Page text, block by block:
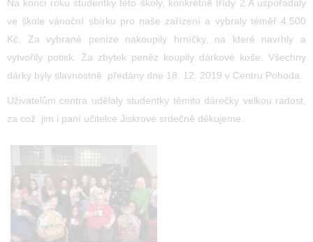
Na konci roku studentky této školy, konkrétně třídy 2.A uspořádaly
ve škole vánoční sbírku pro naše zařízení a vybraly téměř 4.500
Kč. Za vybrané peníze nakoupily hrníčky, na které navrhly a
vytvořily potisk. Za zbytek peněz koupily dárkové koše. Všechny
dárky byly slavnostně předány dne 18. 12. 2019 v Centru Pohoda.
Uživatelům centra udělaly studentky těmito dárečky velkou radost,
za což jim i paní učitelce Jiskrové srdečně děkujeme.